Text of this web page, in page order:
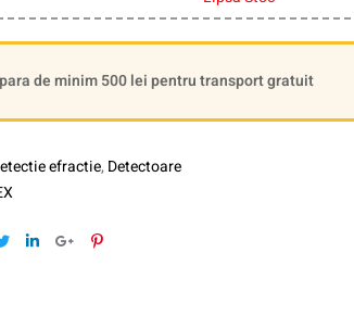
de minim 500 lei pentru transport gratuit
efractie, Detectoare
TwitterLinkedinGoogle+Pinterest